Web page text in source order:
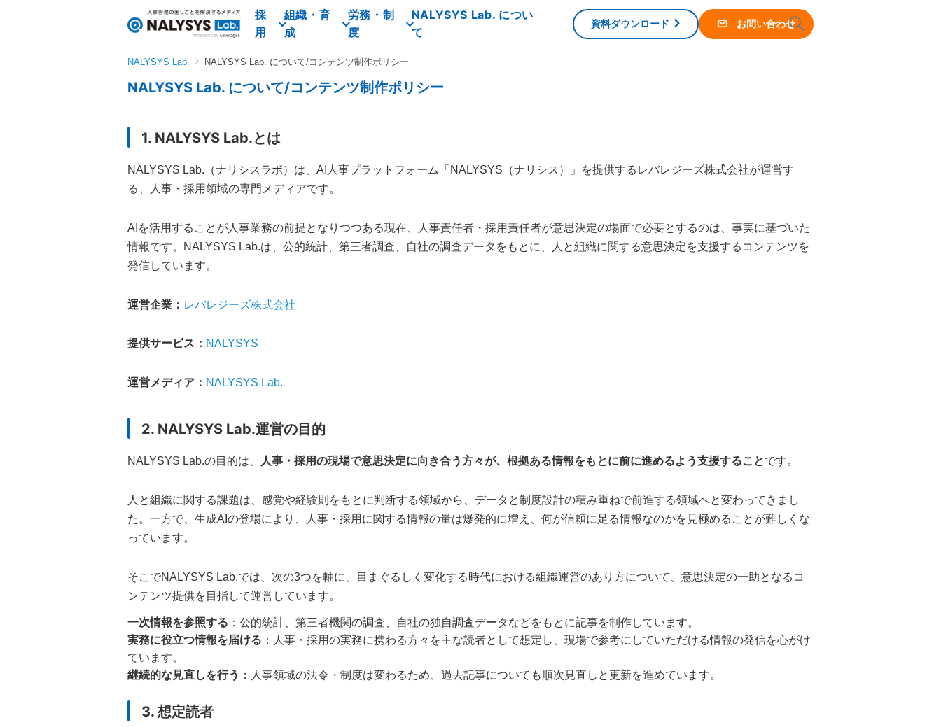
NALYSYS
Lab.
シ
ボ）
採
用
組織・育
成
労務・制
度
NALYSYS Lab. につい
て
資料ダウンロード お問い合わせ
NALYSYS Lab. NALYSYS Lab. について/コンテンツ制作ポリシー
NALYSYS Lab. について/コンテンツ制作ポリシー
1. NALYSYS Lab.とは
NALYSYS Lab.（ナリシスラボ）は、AI人事プラットフォーム「NALYSYS（ナリシス）」を提供するレバレジーズ株式会社が運営す
る、人事・採用領域の専門メディアです。
AIを活用することが人事業務の前提となりつつある現在、人事責任者・採用責任者が意思決定の場面で必要とするのは、事実に基づいた
情報です。NALYSYS Lab.は、公的統計、第三者調査、自社の調査データをもとに、人と組織に関する意思決定を支援するコンテンツを
発信しています。
運営企業： レバレジーズ株式会社
提供サービス： NALYSYS
運営メディア： NALYSYS Lab.
2. NALYSYS Lab.運営の目的
NALYSYS Lab.の目的は、 人事・採用の現場で意思決定に向き合う方々が、根拠ある情報をもとに前に進めるよう支援することです。
人と組織に関する課題は、感覚や経験則をもとに判断する領域から、データと制度設計の積み重ねで前進する領域へと変わってきまし
た。一方で、生成AIの登場により、人事・採用に関する情報の量は爆発的に増え、何が信頼に足る情報なのかを見極めることが難しくな
っています。
そこでNALYSYS Lab.では、次の3つを軸に、目まぐるしく変化する時代における組織運営のあり方について、意思決定の一助となるコ
ンテンツ提供を目指して運営しています。
一次情報を参照する ：公的統計、第三者機関の調査、自社の独自調査データなどをもとに記事を制作しています。
実務に役立つ情報を届ける ：人事・採用の実務に携わる方々を主な読者として想定し、現場で参考にしていただける情報の発信を心がけ
ています。
継続的な見直しを行う ：人事領域の法令・制度は変わるため、過去記事についても順次見直しと更新を進めています。
3. 想定読者